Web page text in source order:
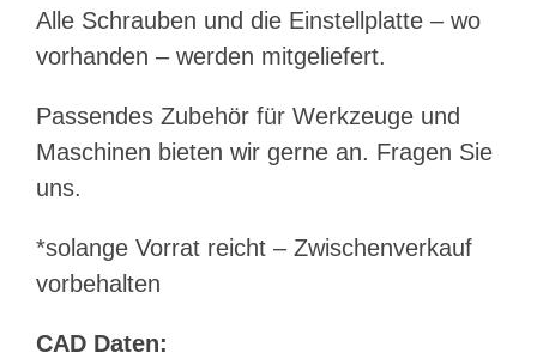
Alle Schrauben und die Einstellplatte – wo
vorhanden – werden mitgeliefert.
Passendes Zubehör für Werkzeuge und
Maschinen bieten wir gerne an. Fragen Sie
uns.
*solange Vorrat reicht – Zwischenverkauf
vorbehalten
CAD Daten: